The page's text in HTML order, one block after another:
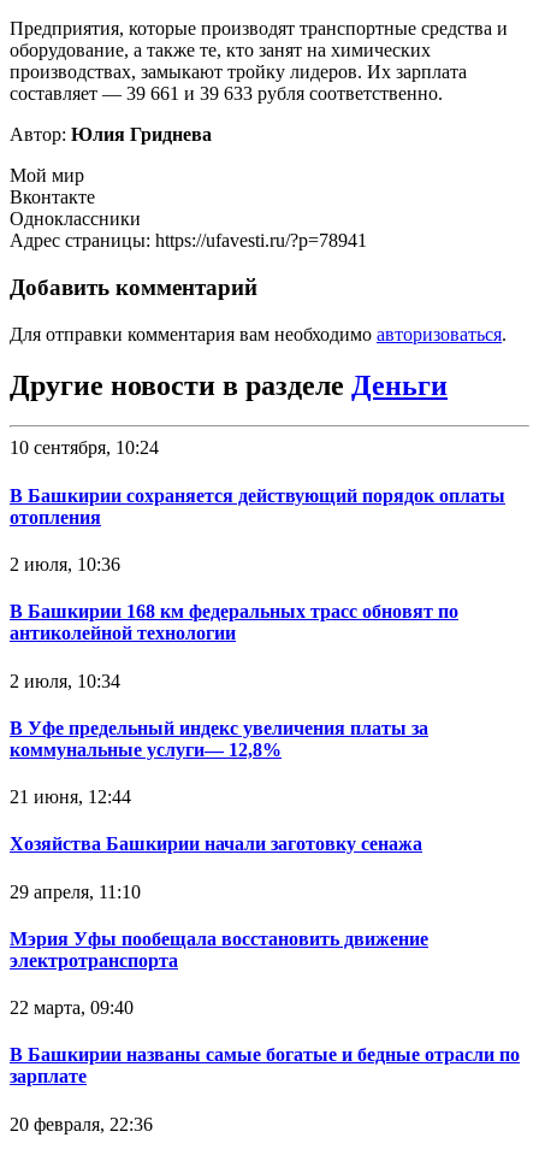
Предприятия, которые производят транспортные средства и
оборудование, а также те, кто занят на химических
производствах, замыкают тройку лидеров. Их зарплата
составляет — 39 661 и 39 633 рубля соответственно.
Автор: Юлия Гриднева
Мой мир
Вконтакте
Одноклассники
Адрес страницы: https://ufavesti.ru/?p=78941
Добавить комментарий
Для отправки комментария вам необходимо авторизоваться.
Другие новости в разделе Деньги
10 сентября, 10:24
В Башкирии сохраняется действующий порядок оплаты
отопления
2 июля, 10:36
В Башкирии 168 км федеральных трасс обновят по
антиколейной технологии
2 июля, 10:34
В Уфе предельный индекс увеличения платы за
коммунальные услуги— 12,8%
21 июня, 12:44
Хозяйства Башкирии начали заготовку сенажа
29 апреля, 11:10
Мэрия Уфы пообещала восстановить движение
электротранспорта
22 марта, 09:40
В Башкирии названы самые богатые и бедные отрасли по
зарплате
20 февраля, 22:36